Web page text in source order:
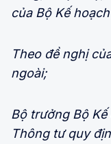
của Bộ Kế
Theo đề nghị
ngoài;
Bộ trưởng Bộ
Thông tư quy